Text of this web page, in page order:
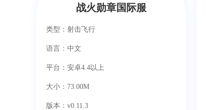
类型：射击飞行
语言：中文
平台：安卓4.4以上
大小：73.00M
版本：v0.11.3
战火勋章国际服